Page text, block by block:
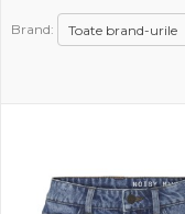
COLECTIA NOUA
CONTACT
Brand: